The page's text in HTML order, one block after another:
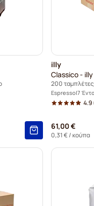
illy
Classico - illy
200 ταμπλέτες
Espresso 7
4.9
61,00 €
0,31 €/ κούπα